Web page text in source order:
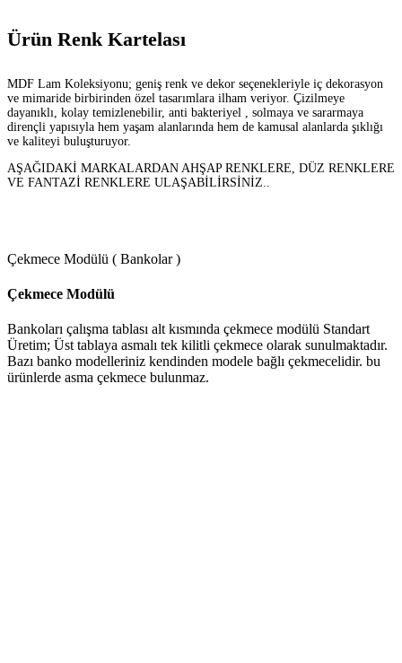
Ürün Renk Kartelası
MDF Lam Koleksiyonu; geniş renk ve dekor seçenekleriyle iç dekorasyon
ve mimaride birbirinden özel tasarımlara ilham veriyor. Çizilmeye
dayanıklı, kolay temizlenebilir, anti bakteriyel , solmaya ve sararmaya
dirençli yapısıyla hem yaşam alanlarında hem de kamusal alanlarda şıklığı
ve kaliteyi buluşturuyor.
AŞAĞIDAKİ MARKALARDAN AHŞAP RENKLERE, DÜZ RENKLERE
VE FANTAZİ RENKLERE ULAŞABİLİRSİNİZ..
Çekmece Modülü ( Bankolar )
Çekmece Modülü
Bankoları çalışma tablası alt kısmında çekmece modülü Standart
Üretim; Üst tablaya asmalı tek kilitli çekmece olarak sunulmaktadır.
Bazı banko modelleriniz kendinden modele bağlı çekmecelidir. bu
ürünlerde asma çekmece bulunmaz.